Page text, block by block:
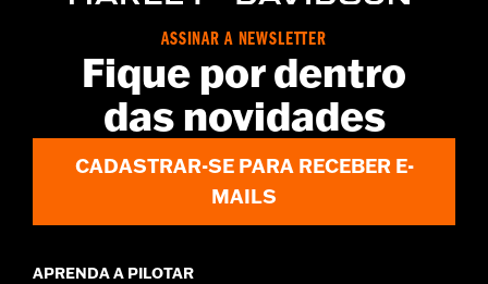
ASSINAR A NEWSLETTER
Fique por dentro
das novidades
CADASTRAR-SE PARA RECEBER E-
MAILS
APRENDA A PILOTAR